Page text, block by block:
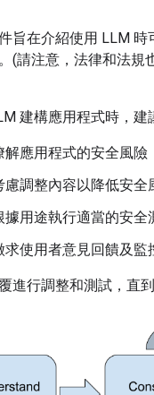
旨在介紹使用 LLM
(請注意，法律和法規
建構應用程式時，建
解應用程式的安全風險
慮調整內容以降低安全
據用途執行適當的安全
求使用者意見回饋及監
進行調整和測試，直